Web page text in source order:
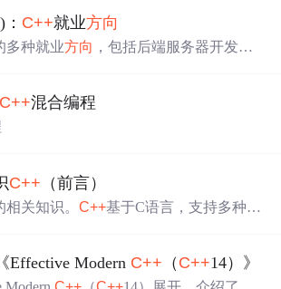
C++就业方向
多种就业方向 ，包括后端服务器开发、
可。部分方向
有加班少的
C++混合编程
C++ （前言）
相关知识。C++基于C语言，支持多种程
建议多总结、写博客、常看书、勤刷
Effective Modern C++ （ C++14）》